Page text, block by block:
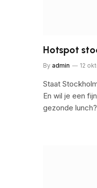
Hotspot
By admin 12
Staat
En wil je een
gezonde